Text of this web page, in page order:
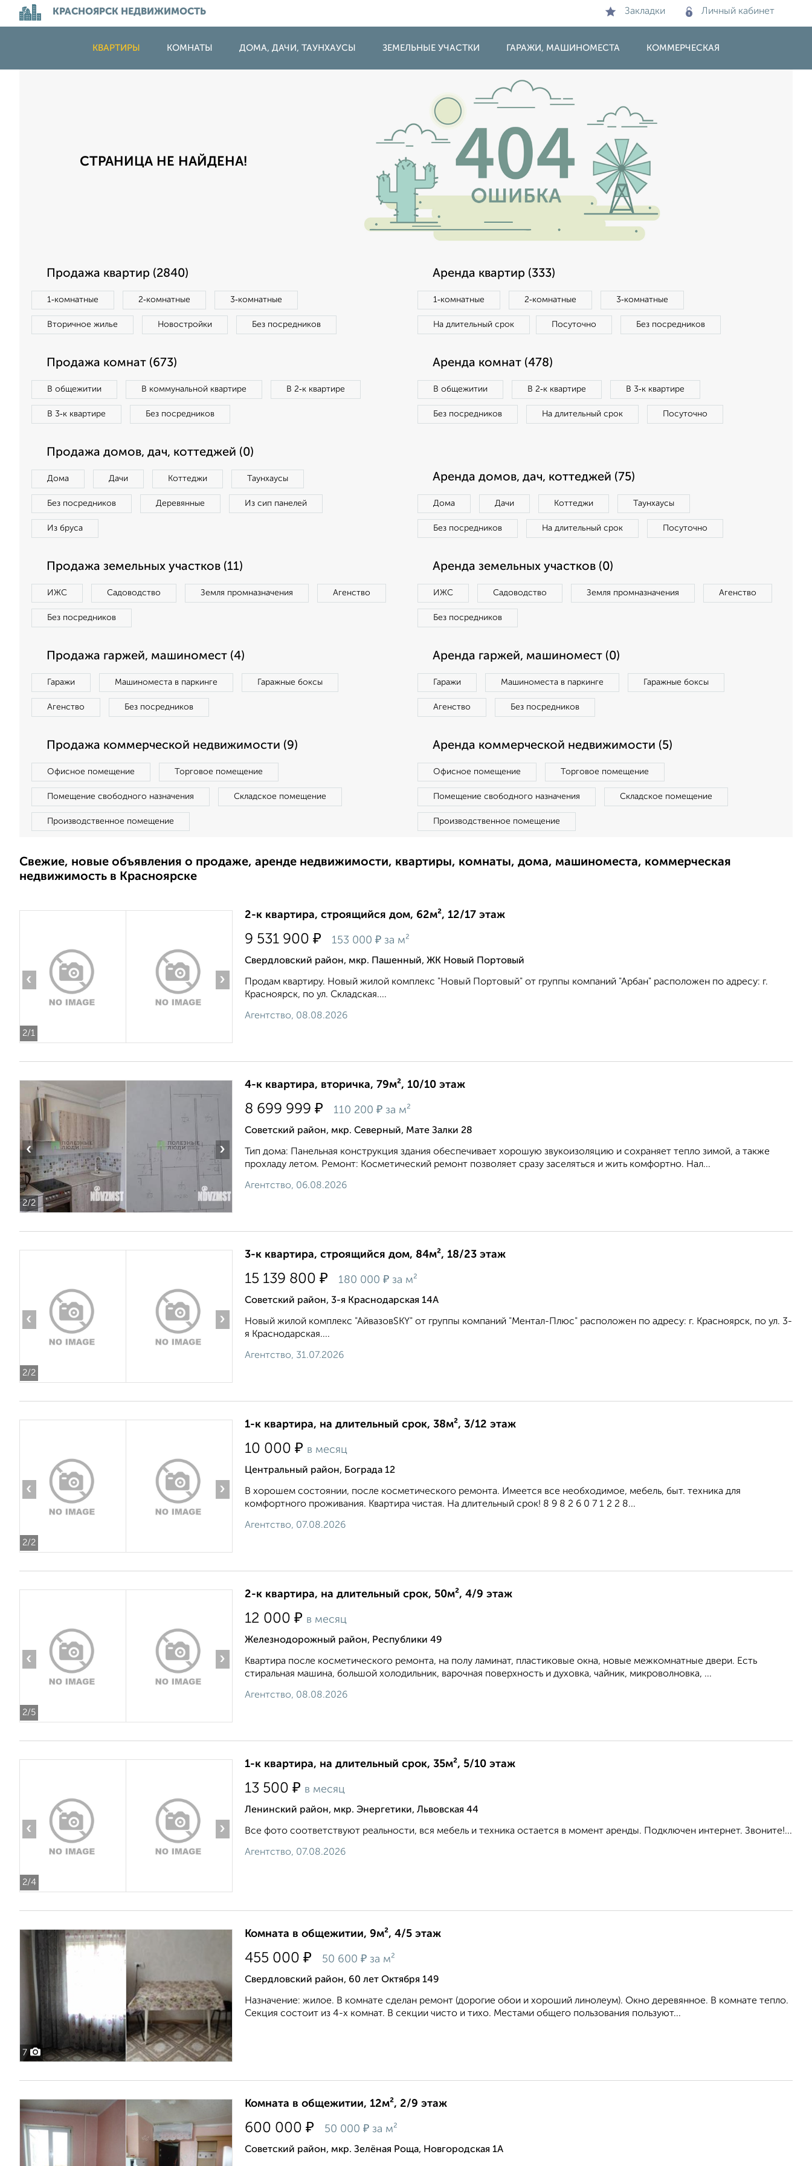
КРАСНОЯРСК НЕДВИЖИМОСТЬ Закладки Личный кабинет
КВАРТИРЫ КОМНАТЫ ДОМА, ДАЧИ, ТАУНХАУСЫ ЗЕМЕЛЬНЫЕ УЧАСТКИ ГАРАЖИ, МАШИНОМЕСТА КОММЕРЧЕСКАЯ
СТРАНИЦА НЕ НАЙДЕНА!
Продажа квартир (2840)
1‑комнатные 2‑комнатные 3‑комнатные
Вторичное жилье Новостройки Без посредников
Аренда квартир (333)
1‑комнатные 2‑комнатные 3‑комнатные
На длительный срок Посуточно Без посредников
Продажа комнат (673)
В общежитии В коммунальной квартире В 2‑к квартире
В 3‑к квартире Без посредников
Аренда комнат (478)
В общежитии В 2‑к квартире В 3‑к квартире
Без посредников На длительный срок Посуточно
Продажа домов, дач, коттеджей (0)
Дома Дачи Коттеджи Таунхаусы
Без посредников Деревянные Из сип панелей
Из бруса
Аренда домов, дач, коттеджей (75)
Дома Дачи Коттеджи Таунхаусы
Без посредников На длительный срок Посуточно
Продажа земельных участков (11)
ИЖС Садоводство Земля промназначения Агенство
Без посредников
Аренда земельных участков (0)
ИЖС Садоводство Земля промназначения Агенство
Без посредников
Продажа гаржей, машиномест (4)
Гаражи Машиноместа в паркинге Гаражные боксы
Агенство Без посредников
Аренда гаржей, машиномест (0)
Гаражи Машиноместа в паркинге Гаражные боксы
Агенство Без посредников
Продажа коммерческой недвижимости (9)
Офисное помещение Торговое помещение
Помещение свободного назначения Складское помещение
Производственное помещение
Аренда коммерческой недвижимости (5)
Офисное помещение Торговое помещение
Помещение свободного назначения Складское помещение
Производственное помещение
Свежие, новые объявления о продаже, аренде недвижимости, квартиры, комнаты, дома, машиноместа, коммерческая
недвижимость в Красноярске
2/1
‹ ›
2-к квартира, строящийся дом, 62м², 12/17 этаж
9 531 900 ₽ 153 000 ₽ за м²
Свердловский район, мкр. Пашенный, ЖК Новый Портовый
Продам квартиру. Новый жилой комплекс "Новый Портовый" от группы компаний "Арбан" расположен по адресу: г.
Красноярск, по ул. Складская....
Агентство, 08.08.2026
2/2
‹ ›
4-к квартира, вторичка, 79м², 10/10 этаж
8 699 999 ₽ 110 200 ₽ за м²
Советский район, мкр. Северный, Мате Залки 28
Тип дома: Панельная конструкция здания обеспечивает хорошую звукоизоляцию и сохраняет тепло зимой, а также
прохладу летом. Ремонт: Косметический ремонт позволяет сразу заселяться и жить комфортно. Нал...
Агентство, 06.08.2026
2/2
‹ ›
3-к квартира, строящийся дом, 84м², 18/23 этаж
15 139 800 ₽ 180 000 ₽ за м²
Советский район, 3-я Краснодарская 14А
Новый жилой комплекс "АйвазовSKY" от группы компаний "Ментал-Плюс" расположен по адресу: г. Красноярск, по ул. 3-
я Краснодарская....
Агентство, 31.07.2026
2/2
‹ ›
1-к квартира, на длительный срок, 38м², 3/12 этаж
10 000 ₽ в месяц
Центральный район, Бограда 12
В хорошем состоянии, после косметического ремонта. Имеется все необходимое, мебель, быт. техника для
комфортного проживания. Квартира чистая. На длительный срок! 8 9 8 2 6 0 7 1 2 2 8...
Агентство, 07.08.2026
2/5
‹ ›
2-к квартира, на длительный срок, 50м², 4/9 этаж
12 000 ₽ в месяц
Железнодорожный район, Республики 49
Квартира после косметического ремонта, на полу ламинат, пластиковые окна, новые межкомнатные двери. Есть
стиральная машина, большой холодильник, варочная поверхность и духовка, чайник, микроволновка, ...
Агентство, 08.08.2026
2/4
‹ ›
1-к квартира, на длительный срок, 35м², 5/10 этаж
13 500 ₽ в месяц
Ленинский район, мкр. Энергетики, Львовская 44
Все фото соответствуют реальности, вся мебель и техника остается в момент аренды. Подключен интернет. Звоните!...
Агентство, 07.08.2026
7
Комната в общежитии, 9м², 4/5 этаж
455 000 ₽ 50 600 ₽ за м²
Свердловский район, 60 лет Октября 149
Назначение: жилое. В комнате сделан ремонт (дорогие обои и хороший линолеум). Окно деревянное. В комнате тепло.
Секция состоит из 4-х комнат. В секции чисто и тихо. Местами общего пользования пользуют...
Комната в общежитии, 12м², 2/9 этаж
600 000 ₽ 50 000 ₽ за м²
Советский район, мкр. Зелёная Роща, Новгородская 1А